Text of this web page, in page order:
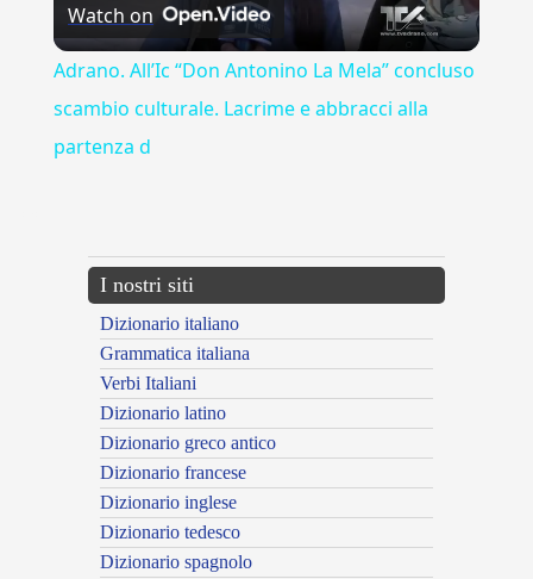
Video
Watch on
Adrano. All’Ic “Don Antonino La Mela” concluso
scambio culturale. Lacrime e abbracci alla
partenza d
I nostri siti
Dizionario italiano
Grammatica italiana
Verbi Italiani
Dizionario latino
Dizionario greco antico
Dizionario francese
Dizionario inglese
Dizionario tedesco
Dizionario spagnolo